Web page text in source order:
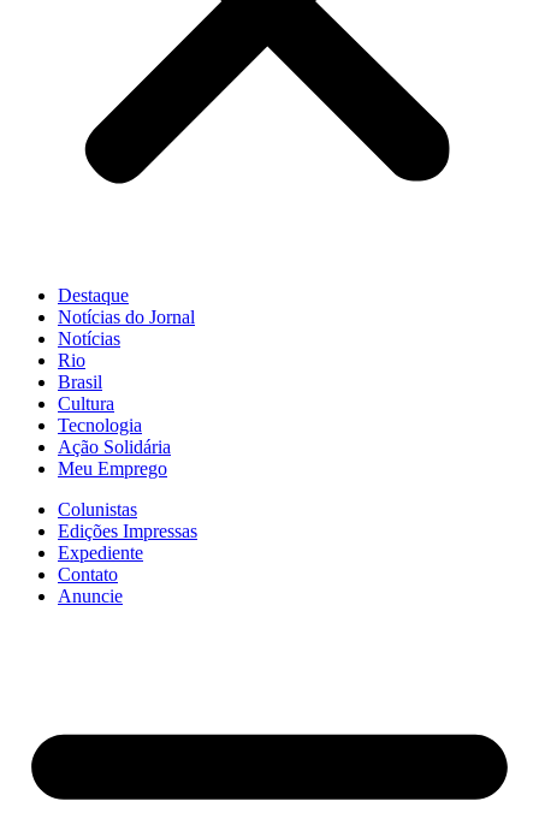
Destaque
Notícias do Jornal
Notícias
Rio
Brasil
Cultura
Tecnologia
Ação Solidária
Meu Emprego
Colunistas
Edições Impressas
Expediente
Contato
Anuncie